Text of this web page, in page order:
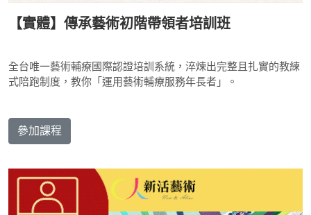
【實體】傳承藝術初階帶領者培訓班
全台唯一藝術輔療國際認證培訓系統，淬煉出完整且扎實的教練
式陪跑制度，教你「運用藝術輔療服務年長者」。
參加課程